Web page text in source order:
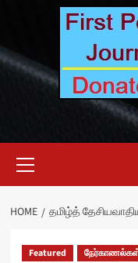
Menu
HOME தமிழ்த்
Featured